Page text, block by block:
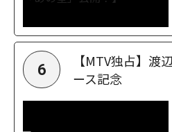
6
【MTV独占】渡
ース記念